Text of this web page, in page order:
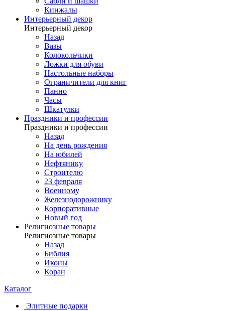
Кинжалы
Интерьерный декор
Интерьерный декор
Назад
Вазы
Колокольчики
Ложки для обуви
Настольные наборы
Ограничители для книг
Панно
Часы
Шкатулки
Праздники и профессии
Праздники и профессии
Назад
На день рождения
На юбилей
Нефтянику
Строителю
23 февраля
Военному
Железнодорожнику
Корпоративные
Новый год
Религиозные товары
Религиозные товары
Назад
Библия
Иконы
Коран
Каталог
Элитные подарки